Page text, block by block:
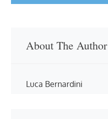
About The Author
Luca Bernardini